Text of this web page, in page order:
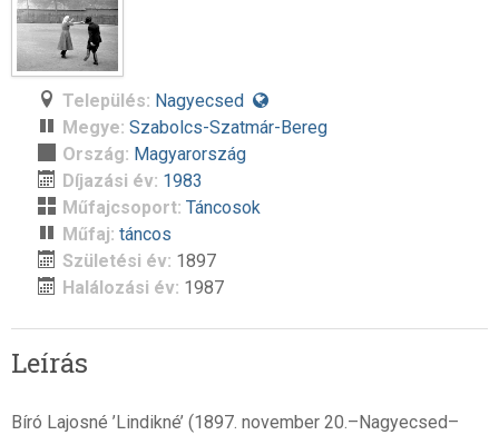
Település: Nagyecsed
Megye: Szabolcs-Szatmár-Bereg
Ország: Magyarország
Díjazási év: 1983
Műfajcsoport: Táncosok
Műfaj: táncos
Születési év: 1897
Halálozási év: 1987
Leírás
Bíró Lajosné ’Lindikné’ (1897. november 20.–Nagyecsed–